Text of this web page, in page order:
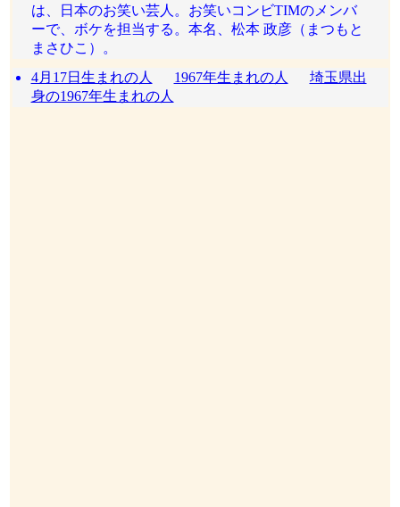
は、日本のお笑い芸人。お笑いコンビTIMのメンバ
ーで、ボケを担当する。本名、松本 政彦（まつもと
まさひこ）。
4月17日生まれの人
1967年生まれの人
埼玉県出
身の1967年生まれの人